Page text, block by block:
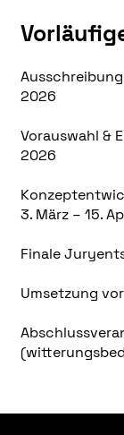
2026
Vorauswahl &
2026
3. März – 15.
Finale
Umsetzung